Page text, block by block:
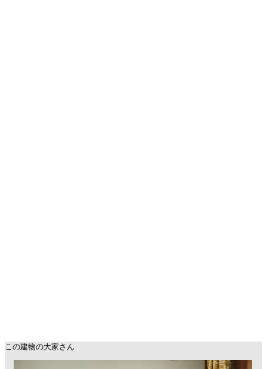
この建物の大家さん